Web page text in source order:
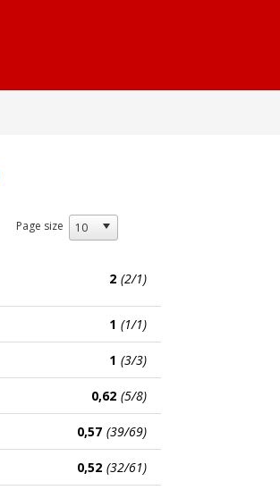
Page size
2 (2/1)
1 (1/1)
1 (3/3)
0,62 (5/8)
0,57 (39/69)
0,52 (32/61)